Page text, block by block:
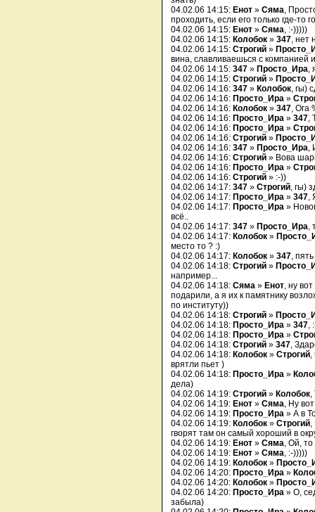
04.02.06 14:15: Енот » Сяма,
проходить, если его только где-то
04.02.06 14:15: Енот » Сяма, :-)))))
04.02.06 14:15: Колобок » 347, нет
04.02.06 14:15: Строгий »
вина, славливаешься с компанией
04.02.06 14:15: 347 » Просто_Ира,
04.02.06 14:15: Строгий »
04.02.06 14:16: 347 » Колобок, гы)
04.02.06 14:16: Просто_Ира »
04.02.06 14:16: Колобок » 347, Ога
04.02.06 14:16: Просто_Ира » 347,
04.02.06 14:16: Просто_Ира »
04.02.06 14:16: Строгий »
04.02.06 14:16: 347 » Просто_Ира,
04.02.06 14:16: Строгий » Вова
04.02.06 14:16: Просто_Ира »
04.02.06 14:16: Строгий » :-))
04.02.06 14:17: 347 » Строгий, гы)
04.02.06 14:17: Просто_Ира » 347,
04.02.06 14:17: Просто_Ира »
всё..
04.02.06 14:17: 347 » Просто_Ира,
04.02.06 14:17: Колобок »
место то ? :)
04.02.06 14:17: Колобок » 347,
04.02.06 14:18: Строгий »
например...
04.02.06 14:18: Сяма » Енот, ну
подарили, а я их к памятнику
по институту))
04.02.06 14:18: Строгий »
04.02.06 14:18: Просто_Ира » 347,
04.02.06 14:18: Просто_Ира »
04.02.06 14:18: Строгий » 347,
04.02.06 14:18: Колобок » Строгий,
врятли пьет )
04.02.06 14:18: Просто_Ира »
дела)
04.02.06 14:19: Строгий » Колобок,
04.02.06 14:19: Енот » Сяма, Ну
04.02.06 14:19: Просто_Ира » А в
04.02.06 14:19: Колобок » Строгий,
гворят там он самый хороший в
04.02.06 14:19: Енот » Сяма, Ой, то
04.02.06 14:19: Енот » Сяма, :-)))))
04.02.06 14:19: Колобок »
04.02.06 14:20: Просто_Ира »
04.02.06 14:20: Колобок »
04.02.06 14:20: Просто_Ира » О,
забыла)